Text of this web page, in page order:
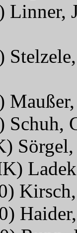
Linner,
Schuh,